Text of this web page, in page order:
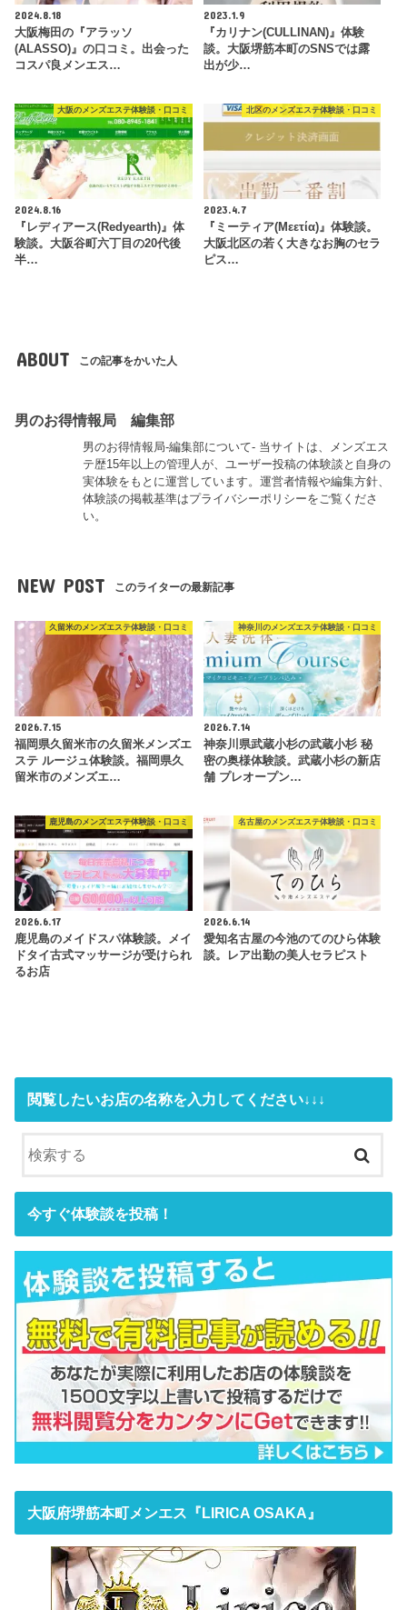
2024.8.18
大阪梅田の『アラッソ
(ALASSO)』の口コミ。出会った
コスパ良メンエス…
2023.1.9
『カリナン(CULLINAN)』体験
談。大阪堺筋本町のSNSでは露
出が少…
大阪のメンズエステ体験談・口コミ
2024.8.16
『レディアース(Redyearth)』体
験談。大阪谷町六丁目の20代後
半…
北区のメンズエステ体験談・口コミ
2023.4.7
『ミーティア(Μεετία)』体験談。
大阪北区の若く大きなお胸のセラ
ピス…
ABOUT この記事をかいた人
男のお得情報局 編集部
男のお得情報局-編集部について- 当サイトは、メンズエス
テ歴15年以上の管理人が、ユーザー投稿の体験談と自身の
実体験をもとに運営しています。運営者情報や編集方針、
体験談の掲載基準はプライバシーポリシーをご覧くださ
い。
NEW POST このライターの最新記事
久留米のメンズエステ体験談・口コミ
2026.7.15
福岡県久留米市の久留米メンズエ
ステ ルージュ体験談。福岡県久
留米市のメンズエ…
神奈川のメンズエステ体験談・口コミ
2026.7.14
神奈川県武蔵小杉の武蔵小杉 秘
密の奥様体験談。武蔵小杉の新店
舗 プレオープン…
鹿児島のメンズエステ体験談・口コミ
2026.6.17
鹿児島のメイドスパ体験談。メイ
ドタイ古式マッサージが受けられ
るお店
名古屋のメンズエステ体験談・口コミ
2026.6.14
愛知名古屋の今池のてのひら体験
談。レア出勤の美人セラピスト
閲覧したいお店の名称を入力してください↓↓↓
今すぐ体験談を投稿！
大阪府堺筋本町メンエス『LIRICA OSAKA』